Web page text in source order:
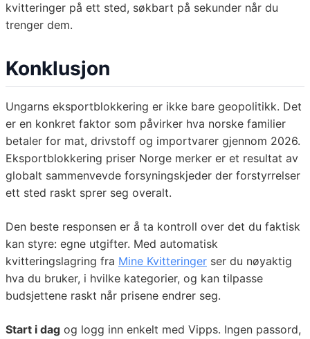
kvitteringer på ett sted, søkbart på sekunder når du
trenger dem.
Konklusjon
Ungarns eksportblokkering er ikke bare geopolitikk. Det
er en konkret faktor som påvirker hva norske familier
betaler for mat, drivstoff og importvarer gjennom 2026.
Eksportblokkering priser Norge merker er et resultat av
globalt sammenvevde forsyningskjeder der forstyrrelser
ett sted raskt sprer seg overalt.
Den beste responsen er å ta kontroll over det du faktisk
kan styre: egne utgifter. Med automatisk
kvitteringslagring fra Mine Kvitteringer ser du nøyaktig
hva du bruker, i hvilke kategorier, og kan tilpasse
budsjettene raskt når prisene endrer seg.
Start i dag og logg inn enkelt med Vipps. Ingen passord,